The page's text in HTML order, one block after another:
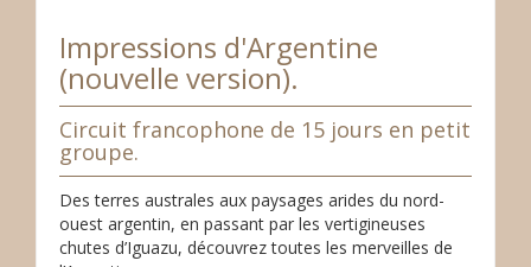
Impressions d'Argentine
(nouvelle version).
Circuit francophone de 15 jours en petit
groupe.
Des terres australes aux paysages arides du nord-
ouest argentin, en passant par les vertigineuses
chutes d’Iguazu, découvrez toutes les merveilles de